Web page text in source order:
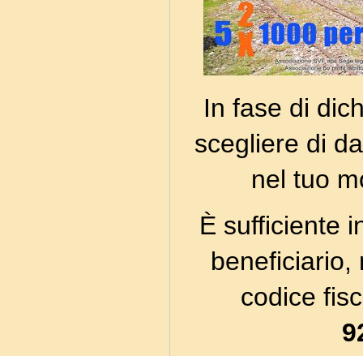
In fase di
scegliere di
nel tuo
È sufficiente
codice